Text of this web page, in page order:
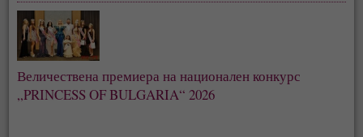
Величествена премиера на национален конкурс
„PRINCESS OF BULGARIA“ 2026